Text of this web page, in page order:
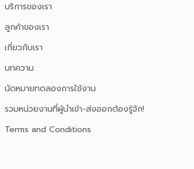
บริการของเรา
ลูกค้าของเรา
เกี่ยวกับเรา
บทความ
นัดหมายทดลองการใช้งาน
รวมหน่วยงานที่ผู้นำเข้า-ส่งออกต้องรู้จัก!
Terms and Conditions